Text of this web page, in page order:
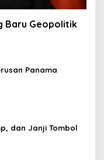
Baru Geopolitik
Panama
dan Janji Tombol